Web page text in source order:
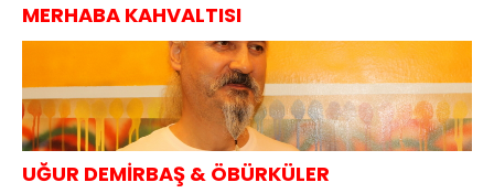
MERHABA KAHVALTISI
UĞUR DEMİRBAŞ & ÖBÜRKÜLER